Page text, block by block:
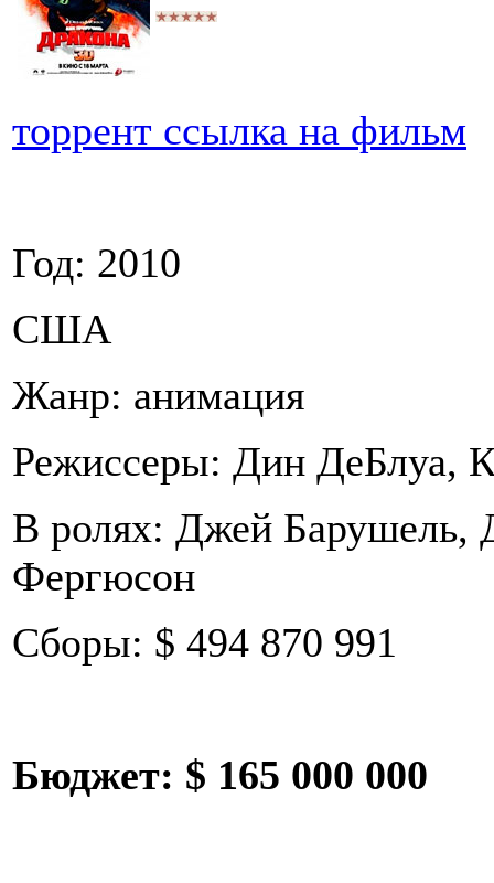
торрент ссылка на фильм
Год: 2010
США
Жанр: анимация
Режиссеры: Дин ДеБлуа,
В ролях: Джей Барушель,
Фергюсон
Сборы: $ 494 870 991
Бюджет: $ 165 000 000